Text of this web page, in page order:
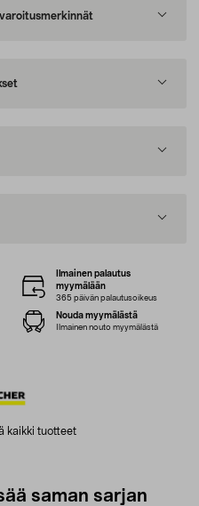
kaikki tuotteet
Ilmainen palautus
myymälään
365 päivän palautusoikeus
Nouda myymälästä
Ilmainen nouto myymälästä
saman sarjan